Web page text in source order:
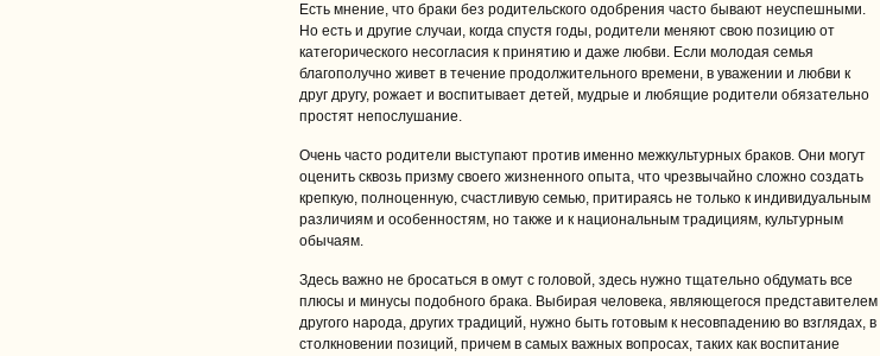
Есть мнение, что браки без родительского одобрения часто бывают неуспешными.
Но есть и другие случаи, когда спустя годы, родители меняют свою позицию от
категорического несогласия к принятию и даже любви. Если молодая семья
благополучно живет в течение продолжительного времени, в уважении и любви к
друг другу, рожает и воспитывает детей, мудрые и любящие родители обязательно
простят непослушание.
Очень часто родители выступают против именно межкультурных браков. Они могут
оценить сквозь призму своего жизненного опыта, что чрезвычайно сложно создать
крепкую, полноценную, счастливую семью, притираясь не только к индивидуальным
различиям и особенностям, но также и к национальным традициям, культурным
обычаям.
Здесь важно не бросаться в омут с головой, здесь нужно тщательно обдумать все
плюсы и минусы подобного брака. Выбирая человека, являющегося представителем
другого народа, других традиций, нужно быть готовым к несовпадению во взглядах, в
столкновении позиций, причем в самых важных вопросах, таких как воспитание